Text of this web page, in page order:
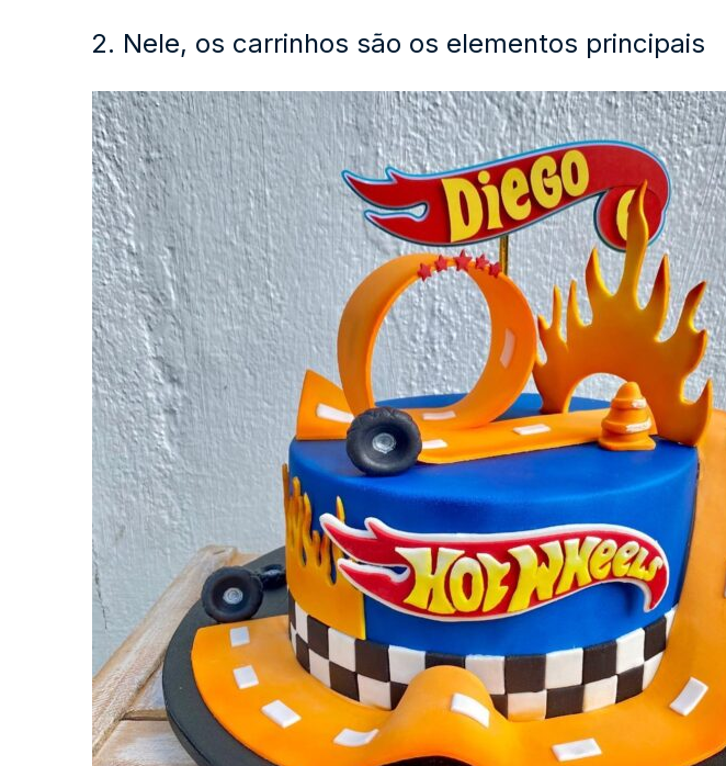
2. Nele, os carrinhos são os elementos principais